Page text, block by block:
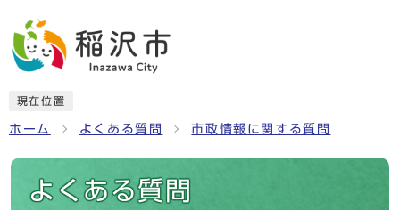
現在位置
ホーム よくある質問 市政情報に関する質問
よくある質問